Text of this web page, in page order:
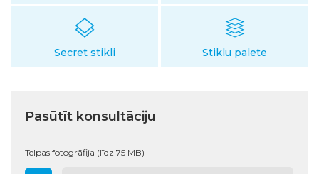
Secret stikli Stiklu palete
Pasūtīt konsultāciju
Telpas fotogrāfija (līdz 75 MB)